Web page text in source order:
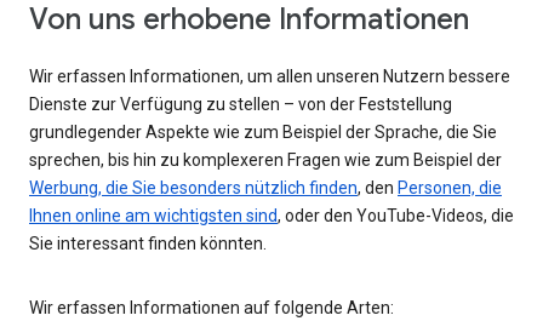
Von uns erhobene Informationen
Wir erfassen Informationen, um allen unseren Nutzern bessere
Dienste zur Verfügung zu stellen – von der Feststellung
grundlegender Aspekte wie zum Beispiel der Sprache, die Sie
sprechen, bis hin zu komplexeren Fragen wie zum Beispiel der
Werbung, die Sie besonders nützlich finden, den Personen, die
Ihnen online am wichtigsten sind, oder den YouTube-Videos, die
Sie interessant finden könnten.
Wir erfassen Informationen auf folgende Arten: